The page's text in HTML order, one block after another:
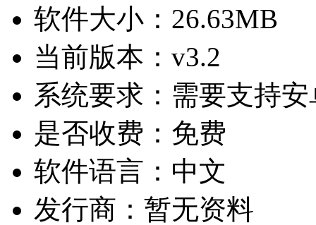
软件大小： 26.63MB
当前版本： v3.2
系统要求： 需要支持
是否收费： 免费
软件语言： 中文
发行商： 暂无资料